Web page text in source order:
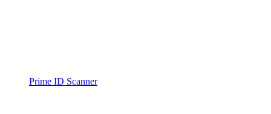
Prime ID Scanner